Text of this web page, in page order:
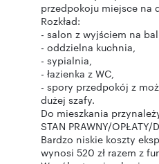
przedpokoju miejsce na
Rozkład:
- salon z wyjściem na
- oddzielna kuchnia,
- sypialnia,
- łazienka z WC,
- spory przedpokój z
dużej szafy.
Do mieszkania
STAN PRAWNY/OPŁATY/
Bardzo niskie koszty
wynosi 520 zł razem z